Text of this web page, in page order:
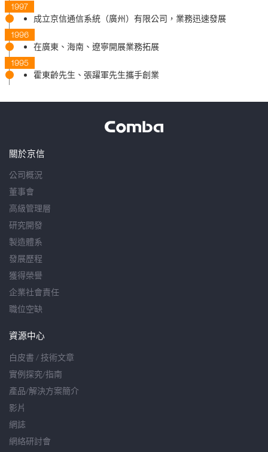
1997
成立京信通信系統（廣州）有限公司，業務迅速發展
1996
在廣東、海南、遼寧開展業務拓展
1995
霍東齡先生、張躍軍先生攜手創業
關於京信
公司概況
董事會
高級管理層
研究開發
製造體系
發展歷程
獲得榮譽
企業社會責任
職位空缺
資源中心
白皮書 / 技術文章
實例探究/指南
產品/解決方案簡介
影片
網誌
網絡研討會